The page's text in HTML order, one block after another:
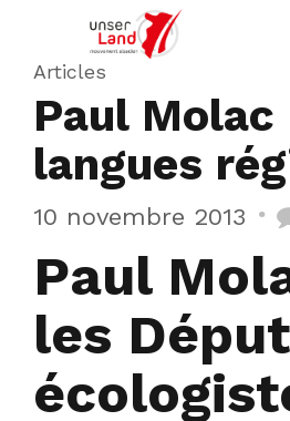
Articles
Paul Molac
langues
10 novembre 2013
Paul
les